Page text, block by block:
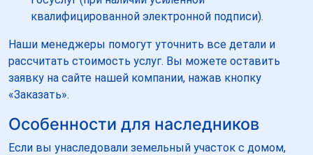
квалифицированной электронной подписи).
Наши менеджеры помогут уточнить все детали и
рассчитать стоимость услуг. Вы можете оставить
заявку на сайте нашей компании, нажав кнопку
«Заказать».
Особенности для наследников
Если вы унаследовали земельный участок с домом,